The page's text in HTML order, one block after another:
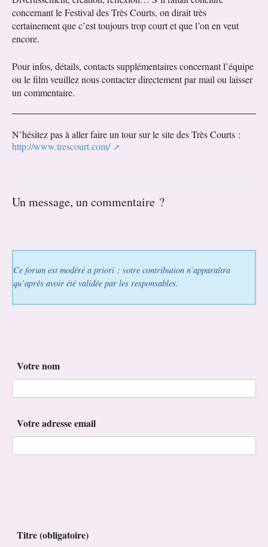
concernant le Festival des Très Courts, on dirait très
certainement que c’est toujours trop court et que l’on en veut
encore.
Pour infos, détails, contacts supplémentaires concernant l’équipe
ou le film veuillez nous contacter directement par mail ou laisser
un commentaire.
N’hésitez pas à aller faire un tour sur le site des Très Courts :
http://www.trescourt.com/
Un message, un commentaire ?
Ce forum est modéré a priori : votre contribution n’apparaîtra
qu’après avoir été validée par les responsables.
Votre nom
Votre adresse email
Titre (obligatoire)